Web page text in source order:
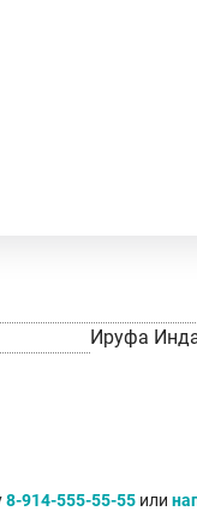
Ируфа
8-914-555-55-55 или